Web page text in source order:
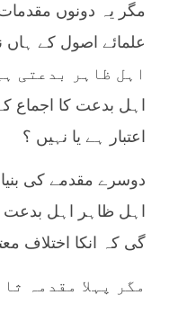
مگر یہ دونوں
علمائے اصول کے
اہل ظاہر بدعتی
اہل بدعت کا اجماع
اعتبار ہے یا نہیں ؟
دوسرے مقدمے کی
اہل ظاہر اہل
گی کہ انکا اختلاف
مگر پہلا مقدمہ